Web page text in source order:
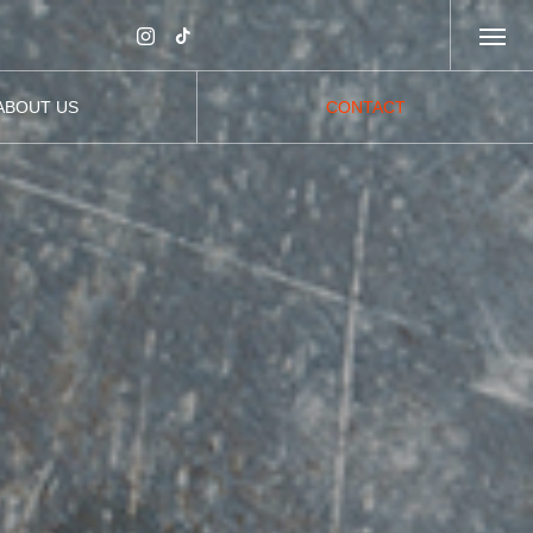
US
会社案内
CONTACT
お問い合わせ